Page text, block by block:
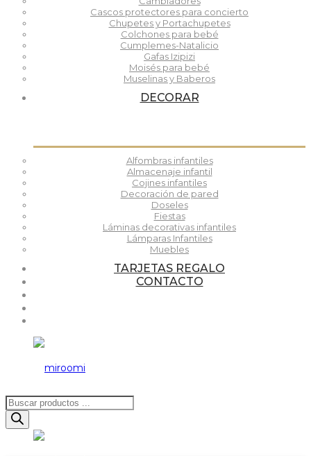
Cascos protectores para concierto
Chupetes y Portachupetes
Colchones para bebé
Cumplemes-Natalicio
Gafas Izipizi
Moisés para bebé
Muselinas y Baberos
DECORAR
Alfombras infantiles
Almacenaje infantil
Cojines infantiles
Decoración de pared
Doseles
Fiestas
Láminas decorativas infantiles
Lámparas Infantiles
Muebles
TARJETAS REGALO
CONTACTO
Búsqueda
de
productos